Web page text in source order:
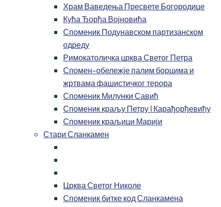
Храм Ваведења Пресвете Богородице
Кућа Ђорђа Војновића
Споменик Подунавском партизанском
одреду
Римокатоличка црква Светог Петра
Спомен-обележје палим борцима и
жртвама фашистичког терора
Споменик Милунки Савић
Споменик краљу Петру I Карађорђевићу
Споменик краљици Марији
Стари Сланкамен
Црква Светог Николе
Споменик битке код Сланкамена